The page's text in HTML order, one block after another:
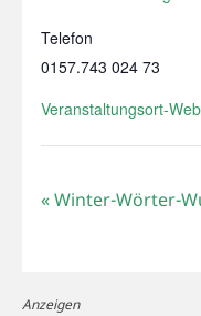
Telefon
0157.743 024 73
Veranstaltungsort-
«Winter-Wörter-
Anzeigen